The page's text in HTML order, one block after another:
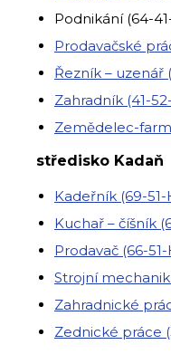
Podnikání (64-
Prodavačské
Řezník – uzenář
Zahradník (41-
Zemědelec-
středisko Kadaň
Kadeřník (69-51-
Kuchař – číšník
Prodavač (66-51-
Strojní mechanik
Zahradnické
Zednické práce